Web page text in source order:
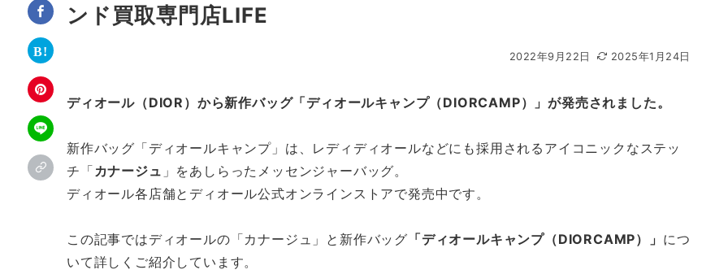
ンド買取専門店LIFE
2022年9月22日 2025年1月24日
ディオール（DIOR）から新作バッグ「ディオールキャンプ（DIORCAMP）」が発売されました。
新作バッグ「ディオールキャンプ」は、レディディオールなどにも採用されるアイコニックなステッ
チ「カナージュ 」をあしらったメッセンジャーバッグ。
ディオール各店舗とディオール公式オンラインストアで発売中です。
この記事ではディオールの「カナージュ」と新作バッグ 「ディオールキャンプ（DIORCAMP）」 につ
いて詳しくご紹介しています。